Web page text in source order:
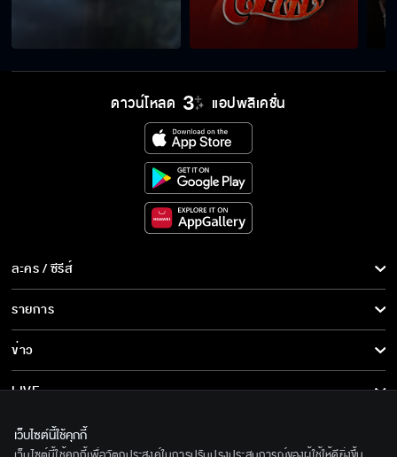
อุตส่าห์เมตตาเอามึงมาอยู่ด้วย ตอบแทนด้วยการ
แค่กินข้าวเป็นเพื่อน บอกฝันดีก่อนนอน ก็ช่วย
ไม่มีมารยาท
ออกนอกบ้านทั้งที ทำตัวแมน ๆ หน่อย
ดาวน์โหลด แอปพลิเคชั่น
ละคร / ซีรีส์
ละคร/ซีรีส์
ซีรีส์นานาชาติ
การ์ตูน & เกม
รายการ
รายการทั้งหมด
ข่าว
ข่าวทั้งหมด
ข่าวประชาสัมพันธ์
LIVE
เกี่ยวกับเรา
เว็บไซต์นี้ใช้คุกกี้